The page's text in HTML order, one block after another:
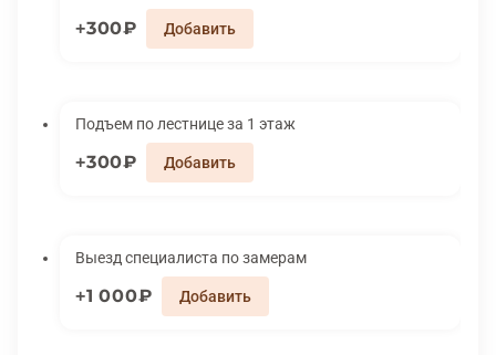
300₽
Подъем по лестнице за 1 этаж
300₽
Выезд специалиста по замерам
1 000₽